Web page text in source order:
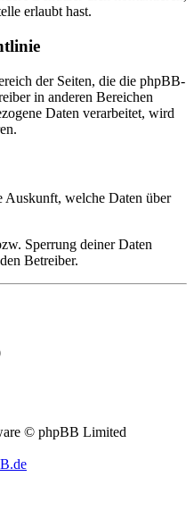
erlaubt hast.
der Seiten, die die phpBB-
in anderen Bereichen
Daten verarbeitet, wird
welche Daten über
Sperrung deiner Daten
Betreiber.
© phpBB Limited